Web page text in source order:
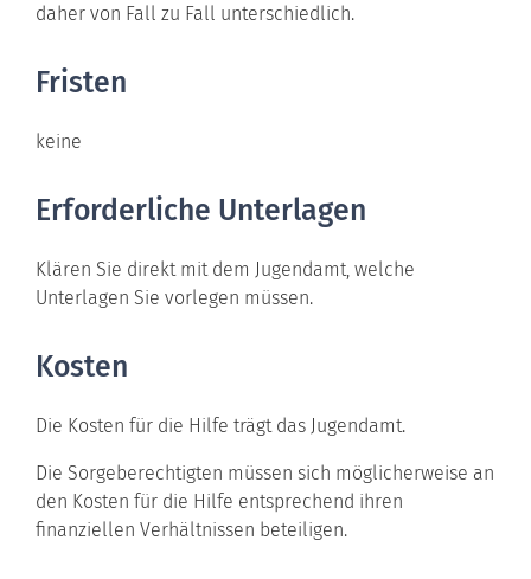
daher von Fall zu Fall unterschiedlich.
Fristen
keine
Erforderliche Unterlagen
Klären Sie direkt mit dem Jugendamt, welche
Unterlagen Sie vorlegen müssen.
Kosten
Die Kosten für die Hilfe trägt das Jugendamt.
Die Sorgeberechtigten müssen sich möglicherweise an
den Kosten für die Hilfe entsprechend ihren
finanziellen Verhältnissen beteiligen.